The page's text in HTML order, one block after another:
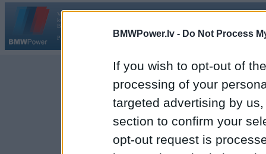
BMWPower.lv - Do Not Process
If you wish to opt-out of
processing of your
targeted advertising by
section to confirm your
opt-out request is
Vortāls BMWPower.lv darbojas
kopš 2002. gada 14. maija. Tas nav auto klubs un nav saistīts ar
BMW AG.
Par BMWPower
Kontakti|Reklāma